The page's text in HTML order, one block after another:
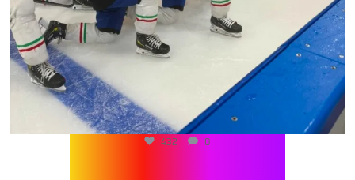
432 0